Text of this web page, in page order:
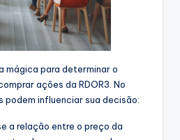
mágica para determinar o
ações da RDOR3. No
influenciar sua decisão:
a relação entre o preço da